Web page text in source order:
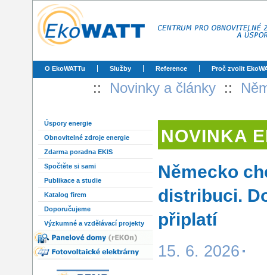
O EkoWATTu Služby Reference Proč zvolit
:: Novinky a články ::
Úspory energie
Obnovitelné zdroje energie
Zdarma poradna EKIS
Spočtěte si sami
Publikace a studie
Katalog firem
Doporučujeme
Výzkumné a vzdělávací projekty
NOVINKA
Německo
distribuci.
připlatí
15. 6. 2026